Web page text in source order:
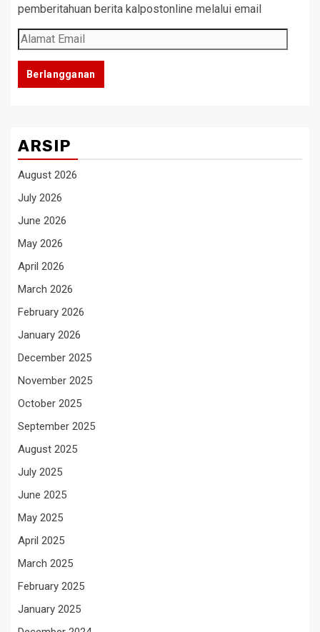
pemberitahuan berita kalpostonline melalui email
Alamat
Email
Berlangganan
ARSIP
August 2026
July 2026
June 2026
May 2026
April 2026
March 2026
February 2026
January 2026
December 2025
November 2025
October 2025
September 2025
August 2025
July 2025
June 2025
May 2025
April 2025
March 2025
February 2025
January 2025